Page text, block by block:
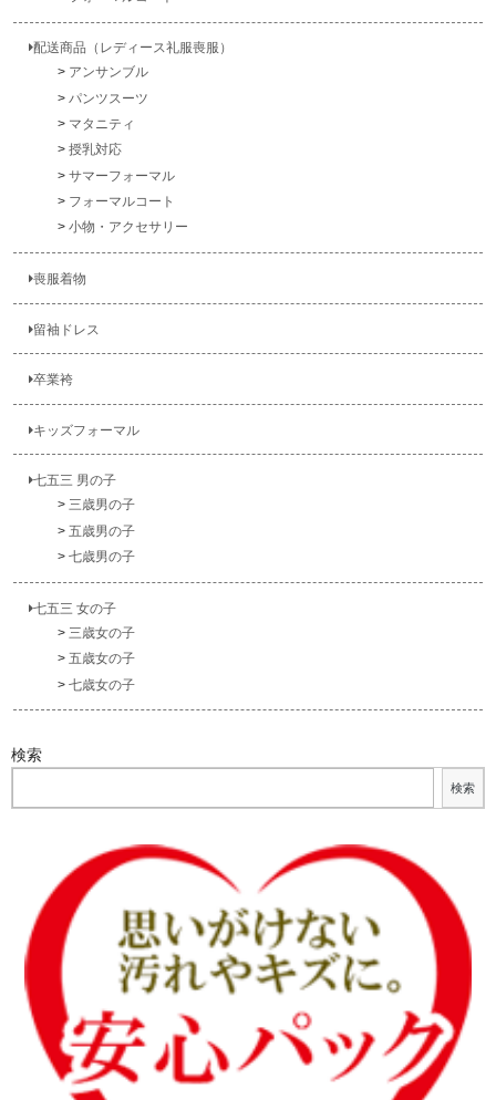
配送商品（レディース礼服喪服）
アンサンブル
パンツスーツ
マタニティ
授乳対応
サマーフォーマル
フォーマルコート
小物・アクセサリー
喪服着物
留袖ドレス
卒業袴
キッズフォーマル
七五三 男の子
三歳男の子
五歳男の子
七歳男の子
七五三 女の子
三歳女の子
五歳女の子
七歳女の子
検索
検索